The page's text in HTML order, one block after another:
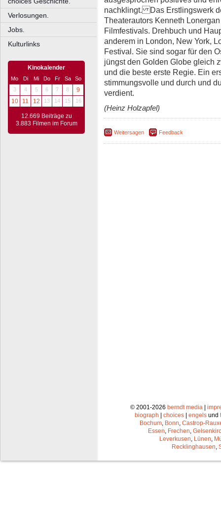
Verlosungen.
Jobs.
Kulturlinks
Kinokalender
Mo Di Mi Do Fr Sa
So
3
4 5 6 7 8
9
10
11 12 13 14 15 16
12.669 Beiträge zu
3.883 Filmen im Forum
nachklingt. Das Erstlingswerk
Theaterautors Kenneth
Filmfestivals. Drehbuch und
anderem in London, New York,
Festival. Sie sind sogar für den
jüngst den Golden Globe gleich
und die beste erste Regie. Ein
stimmungsvolle und durch und
verdient.
(Heinz Holzapfel)
Weitersagen Feedback
© 2001-2026 berndt media |
biograph | choices | engels und
Bochum Bonn Castrop-
Essen Frechen
Leverkusen Lünen
Recklinghausen